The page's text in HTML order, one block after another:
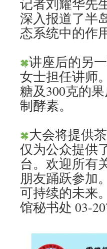
记者刘耀华先
深入报道了半
态系统中的作
讲座后的另
女士担任讲师
糖及300克的
制酵素。
大会将提供
仅为公众提供
台。欢迎所有
朋友踊跃参加
可持续的未来
馆秘书处 03-